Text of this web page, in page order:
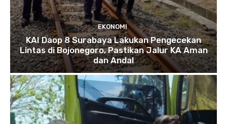
EKONOMI
KAI Daop 8 Surabaya Lakukan Pengecekan
Lintas di Bojonegoro, Pastikan Jalur KA Aman
dan Andal